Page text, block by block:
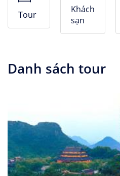
Căn hộ dịch vụ
Tour
Khách
sạn
Danh sách tour